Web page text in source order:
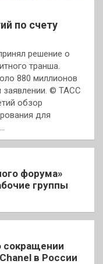
по счету
решение о
транша.
880 миллионов
© ТАСС
обзор
для
форума»
группы
сокращении
в России